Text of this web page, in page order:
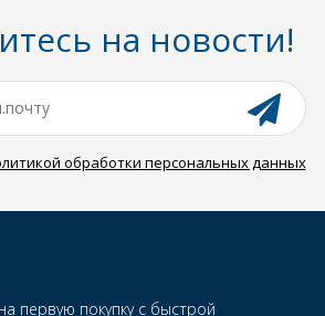
на новости!
обработки персональных данных
первую покупку с быстрой